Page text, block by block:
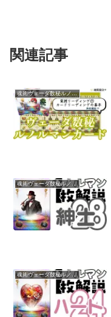
関連記事
魂術ヴェーダ数秘ルノルマンカード
魂術ヴェーダ数秘ルノルマンカード
魂術ヴェーダ数秘ルノルマンカード